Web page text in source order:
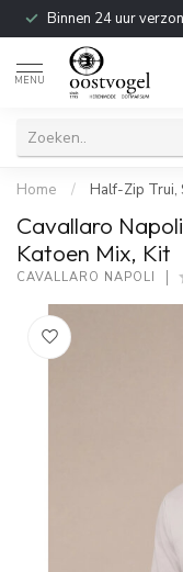
Binnen 24 uur
MENU
Home / Half-Zip Trui,
Cavallaro
Katoen Mix, Kit
CAVALLARO NAPOLI